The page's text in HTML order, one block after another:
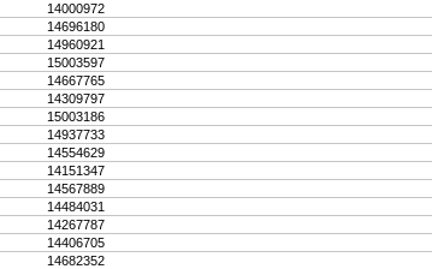
14000972
14696180
14960921
15003597
14667765
14309797
15003186
14937733
14554629
14151347
14567889
14484031
14267787
14406705
14682352